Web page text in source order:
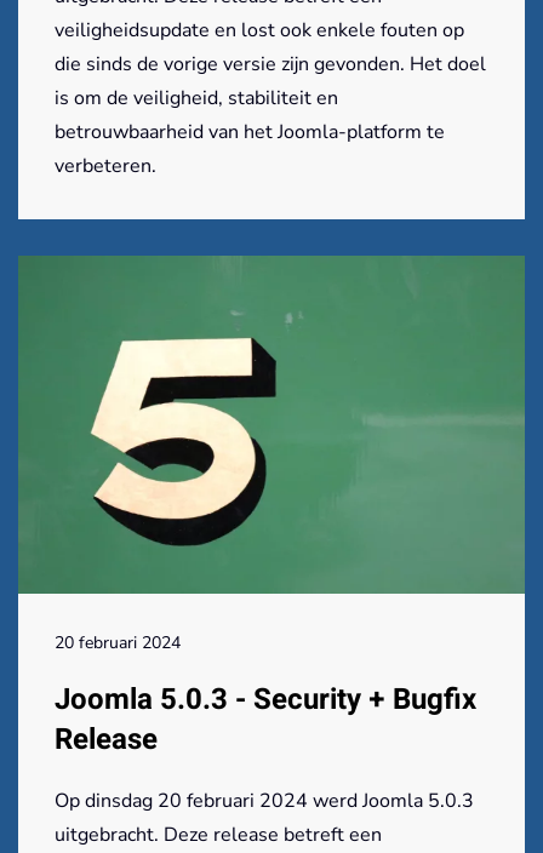
veiligheidsupdate en lost ook enkele fouten op
die sinds de vorige versie zijn gevonden. Het doel
is om de veiligheid, stabiliteit en
betrouwbaarheid van het Joomla-platform te
verbeteren.
20 februari 2024
Joomla 5.0.3 - Security + Bugfix
Release
Op dinsdag 20 februari 2024 werd Joomla 5.0.3
uitgebracht. Deze release betreft een